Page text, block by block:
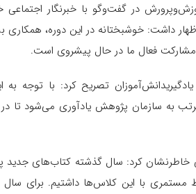
در گفت‌وگو با خبرنگار اجتماعی
داشت: خوشبختانه در این دوره، همکاری
مشارکت فعال ما در حال پیشروی است.
تصریح کرد: با توجه
به سازمان پژوهش یادآوری می‌شود تا
خاطرنشان کرد: سال گذشته کتاب‌های جدید
ارتباط مستمری با این کلاس‌ها داشتیم. برای